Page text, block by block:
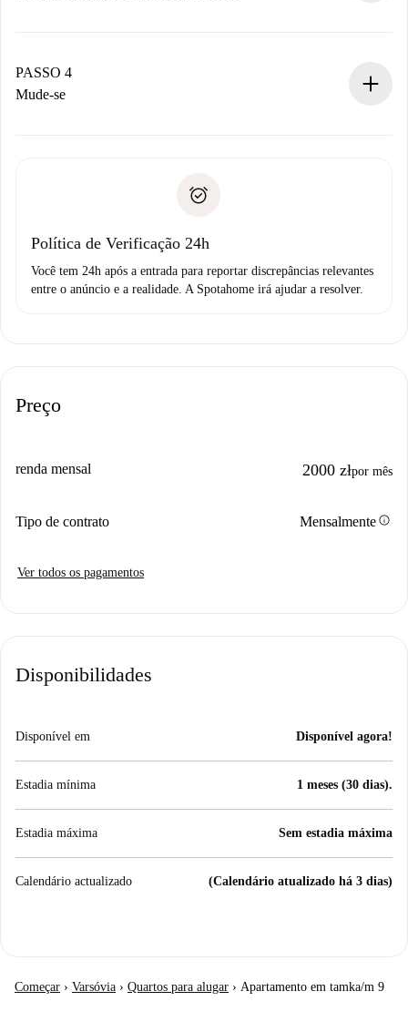
proprietário.
Se recusada: não cobraremos nada e ofereceremos
Débito direto bancário
PASSO 4
Mude-se
não comunicar nenhum problema.
Política de Verificação 24h
Você tem 24h após a entrada para reportar discrepâncias relevantes
entre o anúncio e a realidade. A Spotahome irá ajudar a resolver.
Preço
renda mensal 2000 złpor mês
Tipo de contrato Mensalmenteinfo
Ver todos os pagamentos
Disponibilidades
Disponível em Disponível agora!
Estadia mínima 1 meses (30 dias).
Estadia máxima Sem estadia máxima
Calendário actualizado (Calendário atualizado há 3 dias)
Começar › Varsóvia › Quartos para alugar › Apartamento em tamka/m 9